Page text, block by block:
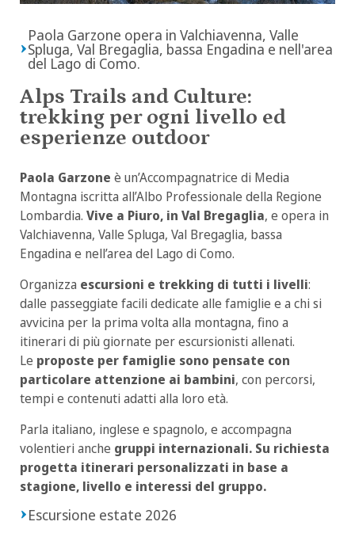
Paola Garzone opera in Valchiavenna, Valle
Spluga, Val Bregaglia, bassa Engadina e nell'area
del Lago di Como.
Alps Trails and Culture:
trekking per ogni livello ed
esperienze outdoor
Paola Garzone è un’Accompagnatrice di Media
Montagna iscritta all’Albo Professionale della Regione
Lombardia. Vive a Piuro, in Val Bregaglia, e opera in
Valchiavenna, Valle Spluga, Val Bregaglia, bassa
Engadina e nell’area del Lago di Como.
Organizza escursioni e trekking di tutti i livelli:
dalle passeggiate facili dedicate alle famiglie e a chi si
avvicina per la prima volta alla montagna, fino a
itinerari di più giornate per escursionisti allenati.
Le proposte per famiglie sono pensate con
particolare attenzione ai bambini, con percorsi,
tempi e contenuti adatti alla loro età.
Parla italiano, inglese e spagnolo, e accompagna
volentieri anche gruppi internazionali. Su richiesta
progetta itinerari personalizzati in base a
stagione, livello e interessi del gruppo.
Escursione estate 2026